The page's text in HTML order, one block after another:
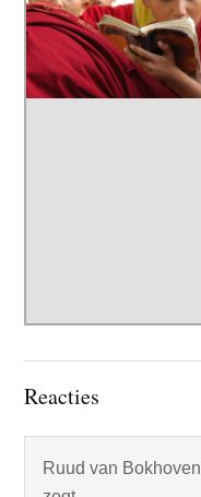
Lees
Reacties
Ruud van Bokhoven